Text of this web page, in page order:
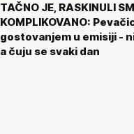
TAČNO JE, RASKINULI
KOMPLIKOVANO:
gostovanjem u emisiji -
a čuju se svaki dan